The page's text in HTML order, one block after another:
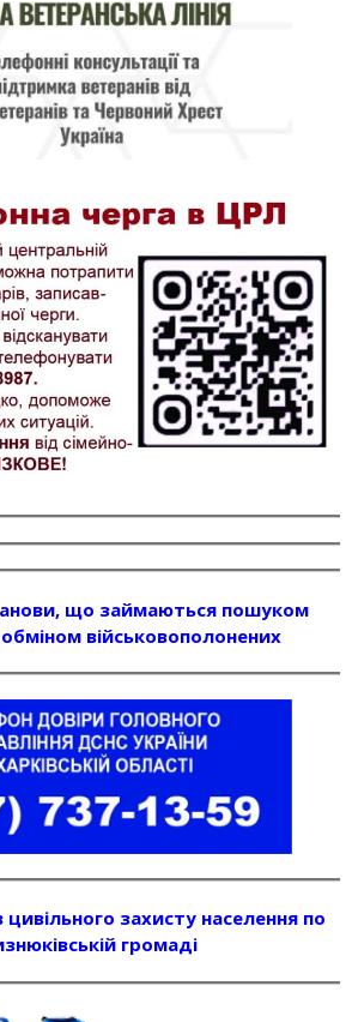
що займаються пошуком
обміном військовополонених
захисту населення по
громаді